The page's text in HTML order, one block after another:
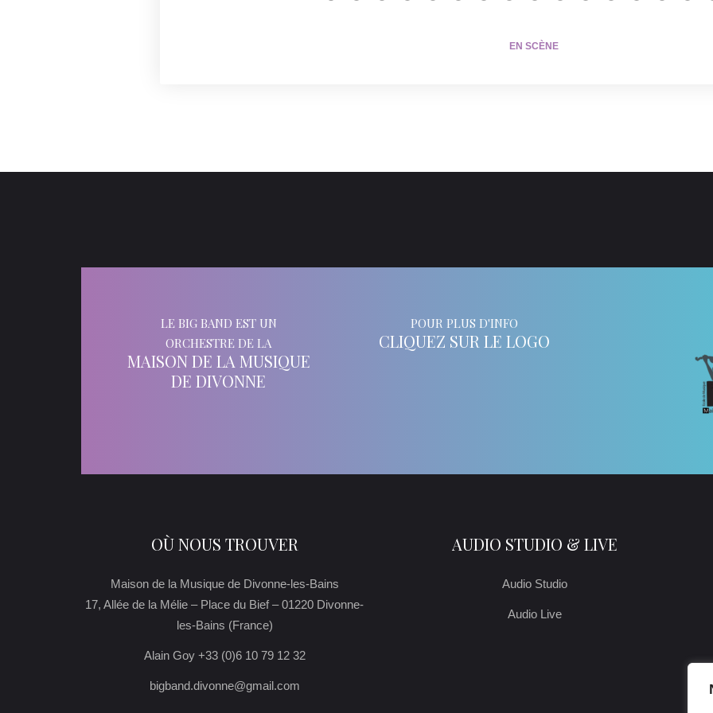
EN SCÈNE
LE BIG BAND EST UN
ORCHESTRE DE LA
MAISON DE LA MUSIQUE
DE DIVONNE
POUR PLUS D'INFO
CLIQUEZ SUR LE LOGO
OÙ NOUS TROUVER
Maison de la Musique de Divonne-les-Bains
17, Allée de la Mélie – Place du Bief – 01220 Divonne-
les-Bains (France)
Alain Goy +33 (0)6 10 79 12 32
bigband.divonne@gmail.com
AUDIO STUDIO & LIVE
Audio Studio
Audio Live